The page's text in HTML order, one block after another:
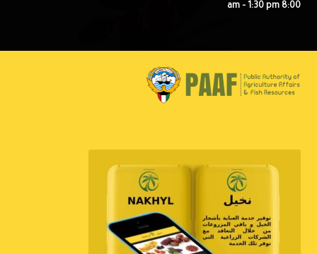
8:00 am – 1:30 pm